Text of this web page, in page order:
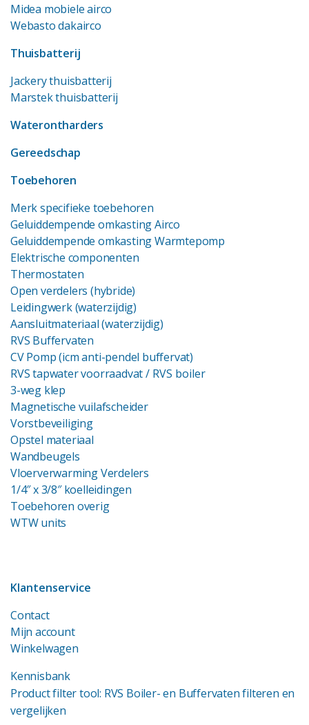
Midea mobiele airco
Webasto dakairco
Thuisbatterij
Jackery thuisbatterij
Marstek thuisbatterij
Waterontharders
Gereedschap
Toebehoren
Merk specifieke toebehoren
Geluiddempende omkasting Airco
Geluiddempende omkasting Warmtepomp
Elektrische componenten
Thermostaten
Open verdelers (hybride)
Leidingwerk (waterzijdig)
Aansluitmateriaal (waterzijdig)
RVS Buffervaten
CV Pomp (icm anti-pendel buffervat)
RVS tapwater voorraadvat/ RVS boiler
3-weg klep
Magnetische vuilafscheider
Vorstbeveiliging
Opstel materiaal
Wandbeugels
Vloerverwarming Verdelers
1/4″ x 3/8″ koelleidingen
Toebehoren overig
WTW units
Klantenservice
Contact
Mijn account
Winkelwagen
Kennisbank
Product filter tool: RVS Boiler- en Buffervaten filteren en
vergelijken